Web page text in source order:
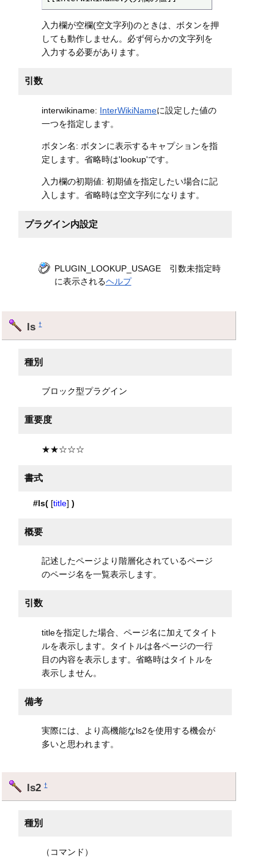
入力欄が空欄(空文字列)のときは、ボタンを押
しても動作しません。必ず何らかの文字列を
入力する必要があります。
引数
interwikiname: InterWikiNameに設定した値の
一つを指定します。
ボタン名: ボタンに表示するキャプションを指
定します。省略時は'lookup'です。
入力欄の初期値: 初期値を指定したい場合に記
入します。省略時は空文字列になります。
プラグイン内設定
PLUGIN_LOOKUP_USAGE 引数未指定時
に表示されるヘルプ
ls†
種別
ブロック型プラグイン
重要度
★★☆☆☆
書式
#ls([title] )
概要
記述したページより階層化されているページ
のページ名を一覧表示します。
引数
titleを指定した場合、ページ名に加えてタイト
ルを表示します。タイトルは各ページの一行
目の内容を表示します。省略時はタイトルを
表示しません。
備考
実際には、より高機能なls2を使用する機会が
多いと思われます。
ls2†
種別
（コマンド）